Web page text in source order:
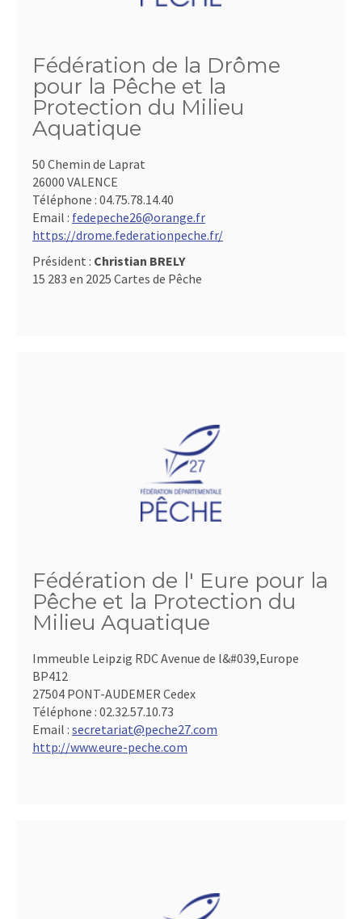
Fédération de la Drôme
pour la Pêche et la
Protection du Milieu
Aquatique
50 Chemin de Laprat
26000 VALENCE
Téléphone : 04.75.78.14.40
Email : fedepeche26@orange.fr
https://drome.federationpeche.fr/
Président : Christian BRELY
15 283 en 2025 Cartes de Pêche
Fédération de l' Eure pour la
Pêche et la Protection du
Milieu Aquatique
Immeuble Leipzig RDC Avenue de l&#039,Europe
BP412
27504 PONT-AUDEMER Cedex
Téléphone : 02.32.57.10.73
Email : secretariat@peche27.com
http://www.eure-peche.com